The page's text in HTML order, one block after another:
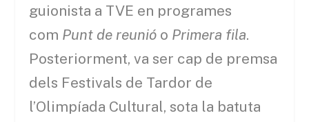
guionista a TVE en programes
com Punt de reunió o Primera fila.
Posteriorment, va ser cap de premsa
dels Festivals de Tardor de
l’Olimpíada Cultural, sota la batuta